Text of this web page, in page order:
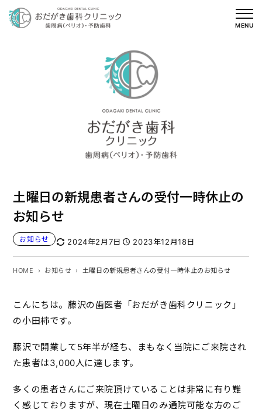
MENU
土曜日の新規患者さんの受付一時休止の
お知らせ
お知らせ 2024年2月7日 2023年12月18日
HOME お知らせ 土曜日の新規患者さんの受付一時休止のお知らせ
こんにちは。藤沢の歯医者「おだがき歯科クリニック」
の小田柿です。
藤沢で開業して5年半が経ち、まもなく当院にご来院され
た患者は3,000人に達します。
多くの患者さんにご来院頂けていることは非常に有り難
く感じておりますが、現在土曜日のみ通院可能な方のご